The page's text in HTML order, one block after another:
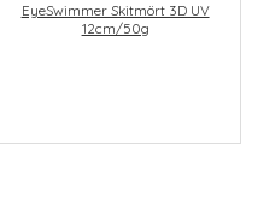
EyeSwimmer Skitmört 3D UV
12cm/50g